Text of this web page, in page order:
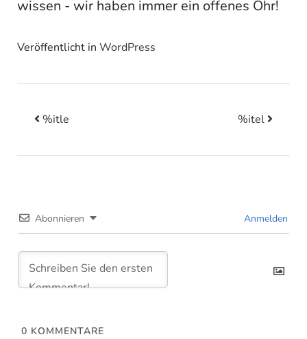
wissen - wir haben immer ein offenes Ohr!
Veröffentlicht in WordPress
Beitrags-Navigation
%itle %itel
Abonnieren Anmelden
0 KOMMENTARE